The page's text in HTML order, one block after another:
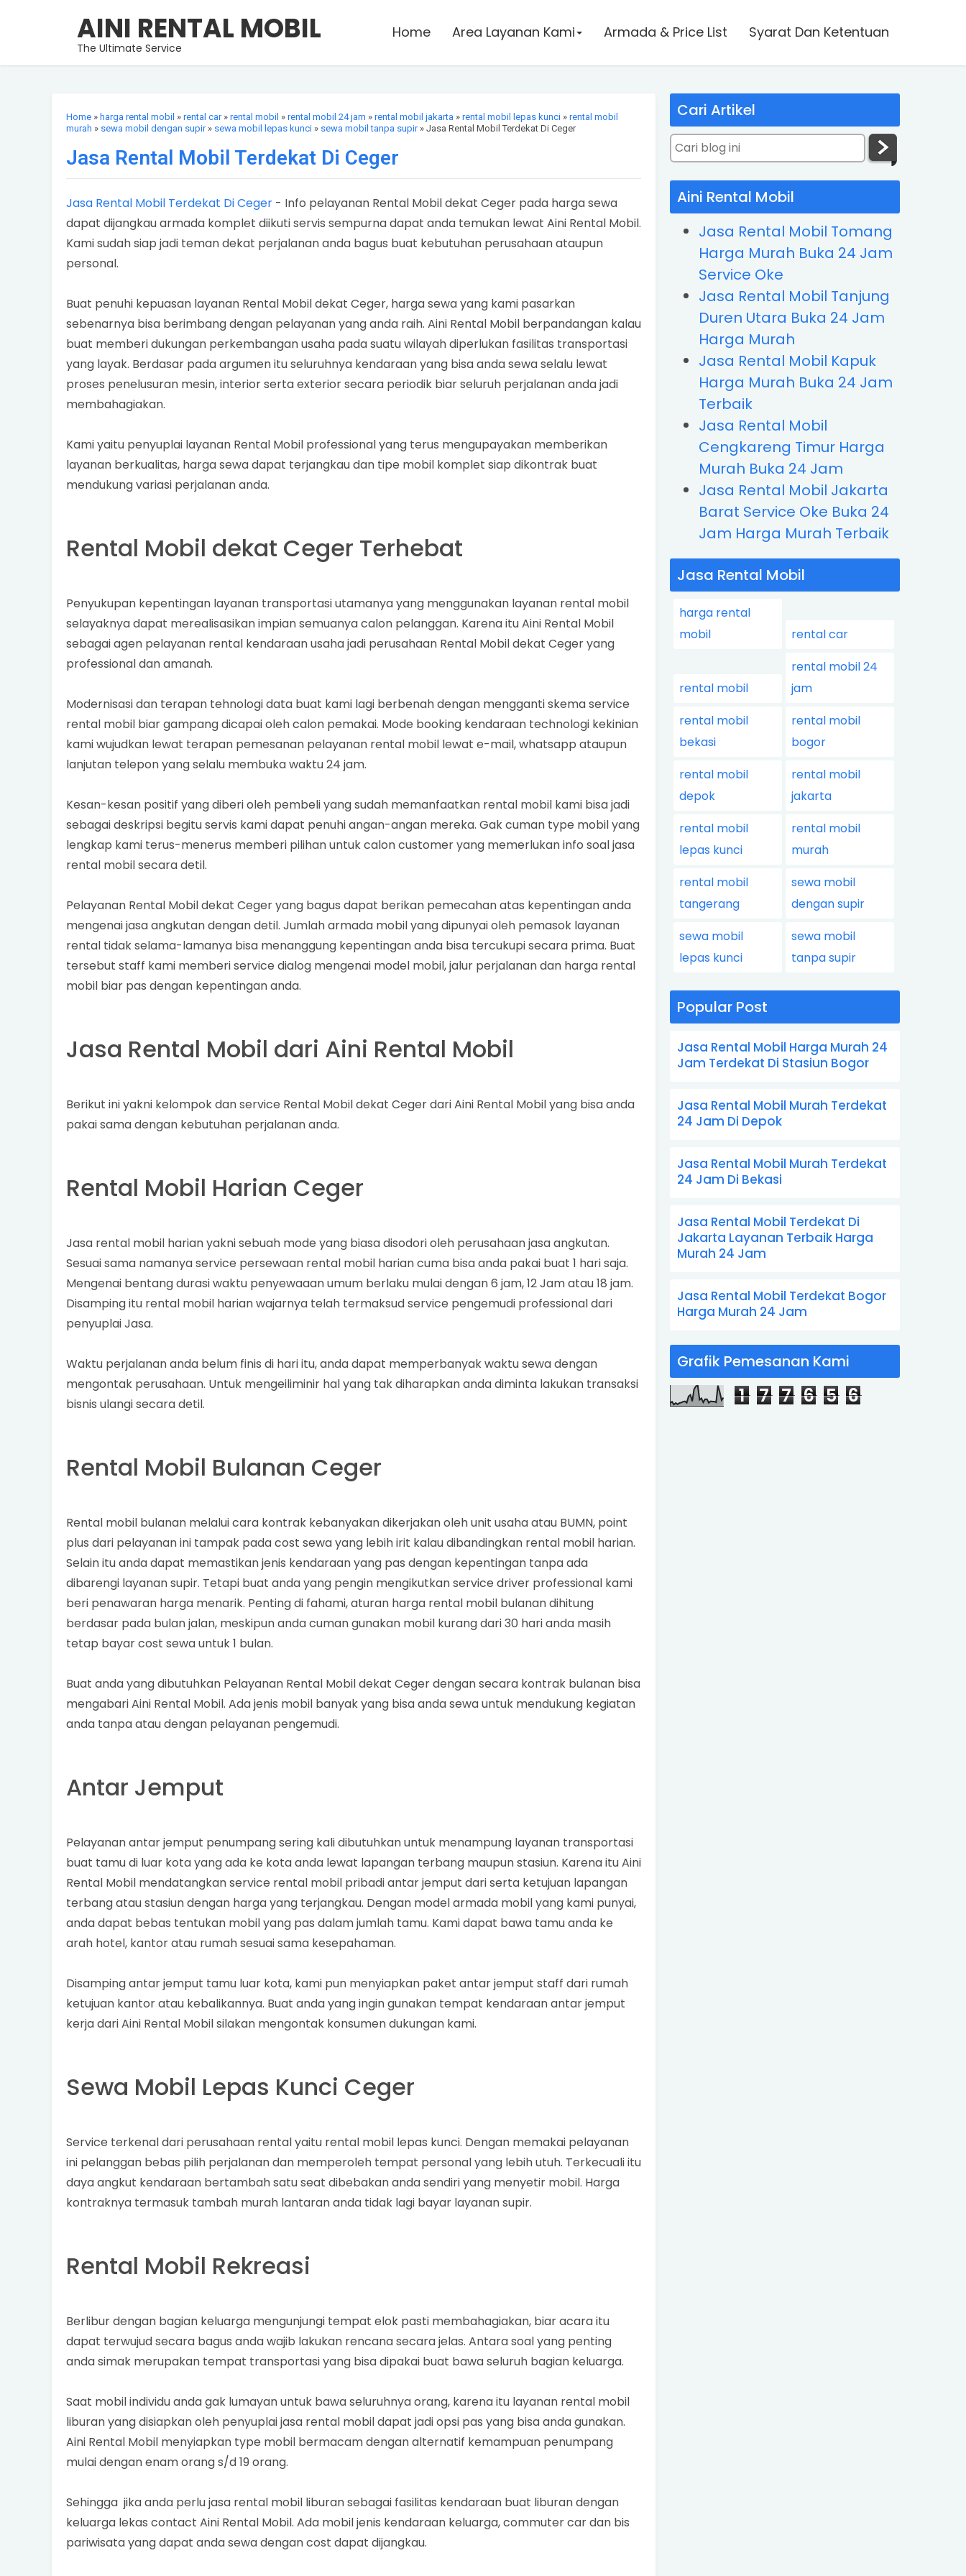
AINI RENTAL MOBIL
The Ultimate Service
Home Area Layanan Kami Armada & Price List Syarat Dan Ketentuan
Home » harga rental mobil » rental car» rental mobil » rental mobil 24 jam » rental mobil jakarta » rental mobil lepas kunci » rental mobil
murah » sewa mobil dengan supir» sewa mobil lepas kunci » sewa mobil tanpa supir» Jasa Rental Mobil Terdekat Di Ceger
Jasa Rental Mobil Terdekat Di Ceger
Jasa Rental Mobil Terdekat Di Ceger - Info pelayanan Rental Mobil dekat Ceger pada harga sewa
dapat dijangkau armada komplet diikuti servis sempurna dapat anda temukan lewat Aini Rental Mobil.
Kami sudah siap jadi teman dekat perjalanan anda bagus buat kebutuhan perusahaan ataupun
personal.
Buat penuhi kepuasan layanan Rental Mobil dekat Ceger, harga sewa yang kami pasarkan
sebenarnya bisa berimbang dengan pelayanan yang anda raih. Aini Rental Mobil berpandangan kalau
buat memberi dukungan perkembangan usaha pada suatu wilayah diperlukan fasilitas transportasi
yang layak. Berdasar pada argumen itu seluruhnya kendaraan yang bisa anda sewa selalu lewat
proses penelusuran mesin, interior serta exterior secara periodik biar seluruh perjalanan anda jadi
membahagiakan.
Kami yaitu penyuplai layanan Rental Mobil professional yang terus mengupayakan memberikan
layanan berkualitas, harga sewa dapat terjangkau dan tipe mobil komplet siap dikontrak buat
mendukung variasi perjalanan anda.
Rental Mobil dekat Ceger Terhebat
Penyukupan kepentingan layanan transportasi utamanya yang menggunakan layanan rental mobil
selayaknya dapat merealisasikan impian semuanya calon pelanggan. Karena itu Aini Rental Mobil
sebagai agen pelayanan rental kendaraan usaha jadi perusahaan Rental Mobil dekat Ceger yang
professional dan amanah.
Modernisasi dan terapan tehnologi data buat kami lagi berbenah dengan mengganti skema service
rental mobil biar gampang dicapai oleh calon pemakai. Mode booking kendaraan technologi kekinian
kami wujudkan lewat terapan pemesanan pelayanan rental mobil lewat e-mail, whatsapp ataupun
lanjutan telepon yang selalu membuka waktu 24 jam.
Kesan-kesan positif yang diberi oleh pembeli yang sudah memanfaatkan rental mobil kami bisa jadi
sebagai deskripsi begitu servis kami dapat penuhi angan-angan mereka. Gak cuman type mobil yang
lengkap kami terus-menerus memberi pilihan untuk calon customer yang memerlukan info soal jasa
rental mobil secara detil.
Pelayanan Rental Mobil dekat Ceger yang bagus dapat berikan pemecahan atas kepentingan anda
mengenai jasa angkutan dengan detil. Jumlah armada mobil yang dipunyai oleh pemasok layanan
rental tidak selama-lamanya bisa menanggung kepentingan anda bisa tercukupi secara prima. Buat
tersebut staff kami memberi service dialog mengenai model mobil, jalur perjalanan dan harga rental
mobil biar pas dengan kepentingan anda.
Jasa Rental Mobil dari Aini Rental Mobil
Berikut ini yakni kelompok dan service Rental Mobil dekat Ceger dari Aini Rental Mobil yang bisa anda
pakai sama dengan kebutuhan perjalanan anda.
Rental Mobil Harian Ceger
Jasa rental mobil harian yakni sebuah mode yang biasa disodori oleh perusahaan jasa angkutan.
Sesuai sama namanya service persewaan rental mobil harian cuma bisa anda pakai buat 1 hari saja.
Mengenai bentang durasi waktu penyewaaan umum berlaku mulai dengan 6 jam, 12 Jam atau 18 jam.
Disamping itu rental mobil harian wajarnya telah termaksud service pengemudi professional dari
penyuplai Jasa.
Waktu perjalanan anda belum finis di hari itu, anda dapat memperbanyak waktu sewa dengan
mengontak perusahaan. Untuk mengeiliminir hal yang tak diharapkan anda diminta lakukan transaksi
bisnis ulangi secara detil.
Rental Mobil Bulanan Ceger
Rental mobil bulanan melalui cara kontrak kebanyakan dikerjakan oleh unit usaha atau BUMN, point
plus dari pelayanan ini tampak pada cost sewa yang lebih irit kalau dibandingkan rental mobil harian.
Selain itu anda dapat memastikan jenis kendaraan yang pas dengan kepentingan tanpa ada
dibarengi layanan supir. Tetapi buat anda yang pengin mengikutkan service driver professional kami
beri penawaran harga menarik. Penting di fahami, aturan harga rental mobil bulanan dihitung
berdasar pada bulan jalan, meskipun anda cuman gunakan mobil kurang dari 30 hari anda masih
tetap bayar cost sewa untuk 1 bulan.
Buat anda yang dibutuhkan Pelayanan Rental Mobil dekat Ceger dengan secara kontrak bulanan bisa
mengabari Aini Rental Mobil. Ada jenis mobil banyak yang bisa anda sewa untuk mendukung kegiatan
anda tanpa atau dengan pelayanan pengemudi.
Antar Jemput
Pelayanan antar jemput penumpang sering kali dibutuhkan untuk menampung layanan transportasi
buat tamu di luar kota yang ada ke kota anda lewat lapangan terbang maupun stasiun. Karena itu Aini
Rental Mobil mendatangkan service rental mobil pribadi antar jemput dari serta ketujuan lapangan
terbang atau stasiun dengan harga yang terjangkau. Dengan model armada mobil yang kami punyai,
anda dapat bebas tentukan mobil yang pas dalam jumlah tamu. Kami dapat bawa tamu anda ke
arah hotel, kantor atau rumah sesuai sama kesepahaman.
Disamping antar jemput tamu luar kota, kami pun menyiapkan paket antar jemput staff dari rumah
ketujuan kantor atau kebalikannya. Buat anda yang ingin gunakan tempat kendaraan antar jemput
kerja dari Aini Rental Mobil silakan mengontak konsumen dukungan kami.
Sewa Mobil Lepas Kunci Ceger
Service terkenal dari perusahaan rental yaitu rental mobil lepas kunci. Dengan memakai pelayanan
ini pelanggan bebas pilih perjalanan dan memperoleh tempat personal yang lebih utuh. Terkecuali itu
daya angkut kendaraan bertambah satu seat dibebakan anda sendiri yang menyetir mobil. Harga
kontraknya termasuk tambah murah lantaran anda tidak lagi bayar layanan supir.
Rental Mobil Rekreasi
Berlibur dengan bagian keluarga mengunjungi tempat elok pasti membahagiakan, biar acara itu
dapat terwujud secara bagus anda wajib lakukan rencana secara jelas. Antara soal yang penting
anda simak merupakan tempat transportasi yang bisa dipakai buat bawa seluruh bagian keluarga.
Saat mobil individu anda gak lumayan untuk bawa seluruhnya orang, karena itu layanan rental mobil
liburan yang disiapkan oleh penyuplai jasa rental mobil dapat jadi opsi pas yang bisa anda gunakan.
Aini Rental Mobil menyiapkan type mobil bermacam dengan alternatif kemampuan penumpang
mulai dengan enam orang s/d 19 orang.
Sehingga jika anda perlu jasa rental mobil liburan sebagai fasilitas kendaraan buat liburan dengan
keluarga lekas contact Aini Rental Mobil. Ada mobil jenis kendaraan keluarga, commuter car dan bis
pariwisata yang dapat anda sewa dengan cost dapat dijangkau.
Cari Artikel
Aini Rental Mobil
Jasa Rental Mobil Tomang
Harga Murah Buka 24 Jam
Service Oke
Jasa Rental Mobil Tanjung
Duren Utara Buka 24 Jam
Harga Murah
Jasa Rental Mobil Kapuk
Harga Murah Buka 24 Jam
Terbaik
Jasa Rental Mobil
Cengkareng Timur Harga
Murah Buka 24 Jam
Jasa Rental Mobil Jakarta
Barat Service Oke Buka 24
Jam Harga Murah Terbaik
Jasa Rental Mobil
harga rental
mobil
rental car
rental mobil
rental mobil 24
jam
rental mobil
bekasi
rental mobil
bogor
rental mobil
depok
rental mobil
jakarta
rental mobil
lepas kunci
rental mobil
murah
rental mobil
tangerang
sewa mobil
dengan supir
sewa mobil
lepas kunci
sewa mobil
tanpa supir
Popular Post
Jasa Rental Mobil Harga Murah 24
Jam Terdekat Di Stasiun Bogor
Jasa Rental Mobil Murah Terdekat
24 Jam Di Depok
Jasa Rental Mobil Murah Terdekat
24 Jam Di Bekasi
Jasa Rental Mobil Terdekat Di
Jakarta Layanan Terbaik Harga
Murah 24 Jam
Jasa Rental Mobil Terdekat Bogor
Harga Murah 24 Jam
Grafik Pemesanan Kami
1 7 7 6 5 6